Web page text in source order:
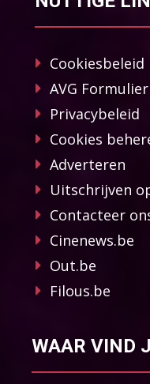
Cookiesbeleid
AVG Formulier
Privacybeleid
Cookies
Adverteren
Uitschrijven
Contacteer
Cinenews.be
Out.be
Filous.be
WAAR VIND